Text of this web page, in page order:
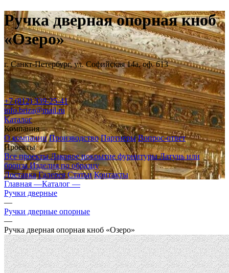
Ручка дверная опорная кноб
«Озеро»
г. Санкт-Петербург, ул. Софийская 14а, оф. 613
+7 (812) 339-25-41
info.briza@mail.ru
Каталог
Компания
О компании Производство Партнеры Вопрос-ответ
Проекты
Все проектыЛаковое покрытие фурнитурыЛатунь или
бронзаИзделия по образцу
Доставка Галерея Статьи Контакты
Главная —Каталог —
Ручки дверные
—
Ручки дверные опорные
—
Ручка дверная опорная кноб «Озеро»